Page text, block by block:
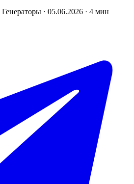
Генераторы · 05.06.2026 · 4 мин